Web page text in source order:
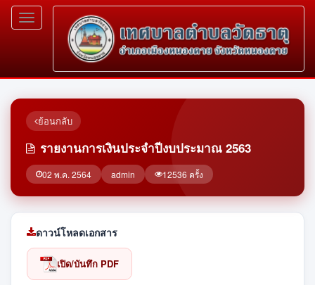
Toggle
navigation
ย้อนกลับ
รายงานการเงินประจำปีงบประมาณ 2563
02 พ.ค. 2564 admin 12536 ครั้ง
ดาวน์โหลดเอกสาร
เปิด/บันทึก PDF